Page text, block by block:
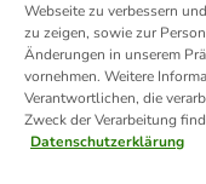
Webseite zu verbessern
zu zeigen, sowie zur
Änderungen in unserem
vornehmen. Weitere
Verantwortlichen, die
Zweck der Verarbeitung
Datenschutzerklärung